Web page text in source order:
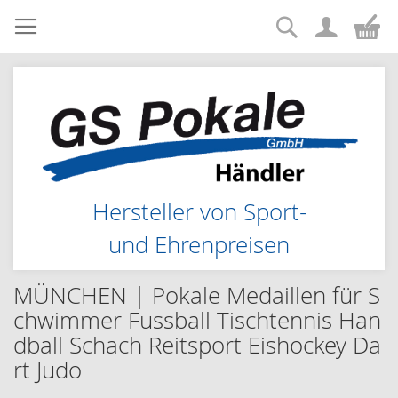
Zum
Inhalt
springen
Hersteller von Sport-
und Ehrenpreisen
Suche
MÜNCHEN | Pokale Medaillen für S
chwimmer Fussball Tischtennis Han
dball Schach Reitsport Eishockey Da
rt Judo